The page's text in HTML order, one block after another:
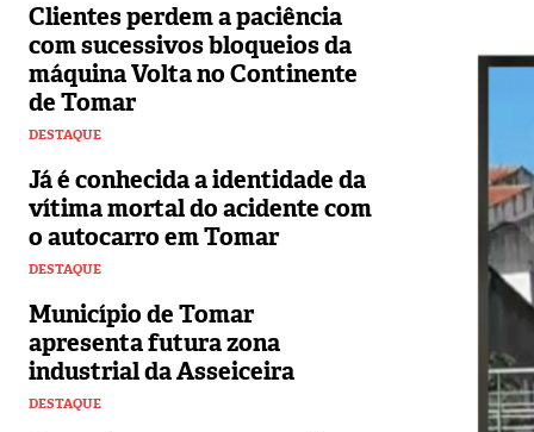
Clientes perdem a paciência
com sucessivos bloqueios da
máquina Volta no Continente
de Tomar
DESTAQUE
Já é conhecida a identidade da
vítima mortal do acidente com
o autocarro em Tomar
DESTAQUE
Município de Tomar
apresenta futura zona
industrial da Asseiceira
DESTAQUE